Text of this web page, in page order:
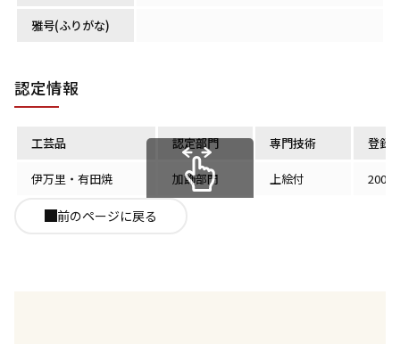
雅号(ふりがな)
認定情報
工芸品 認定部門 専門技術 登録
伊万里・有田焼 加飾部門 上絵付 2001
前のページに戻る